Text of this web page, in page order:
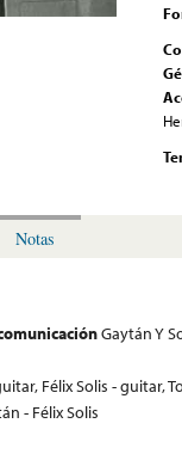
Notas
Gaytán Y
Félix Solis - guitar,
- Félix Solis